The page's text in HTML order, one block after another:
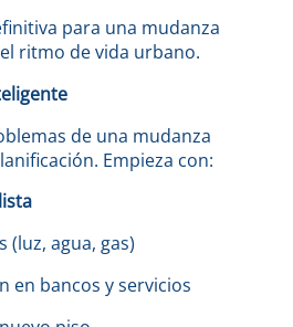
para una mudanza
ritmo de vida urbano.
de una mudanza
Empieza con:
(luz, agua, gas)
en bancos y servicios